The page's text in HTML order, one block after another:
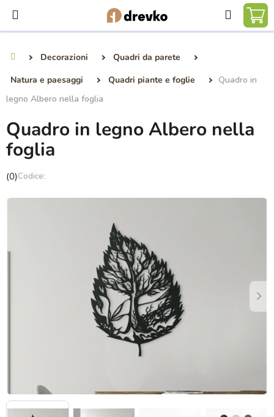
contenuto
Ricerca
Decorazioni
Quadri da parete
Natura e paesaggi
Quadri piante e foglie
Quadro in
legno Albero nella foglia
Quadro in legno Albero nella
foglia
La
media
0,0
(0)